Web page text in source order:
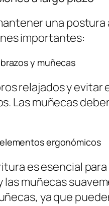
una
importantes:
y muñecas
relajados y
Las muñecas
ergonómicos
es esencial
muñecas
ya que